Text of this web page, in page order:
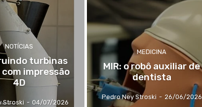
NOTÍCIAS
turbinas
impressão
4D
Stroski - 04/07/2026
MEDICINA
MIR: o robô auxiliar de
dentista
Pedro Ney Stroski - 26/06/2026